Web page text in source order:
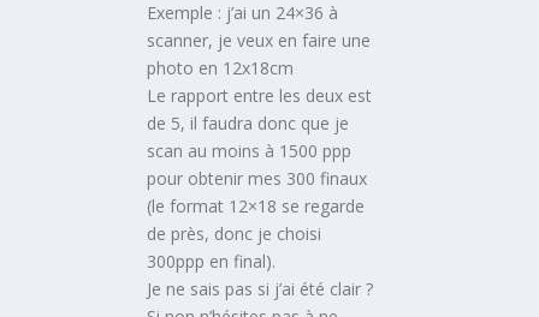
Exemple : j’ai un 24×36 à
scanner, je veux en faire une
photo en 12x18cm
Le rapport entre les deux est
de 5, il faudra donc que je
scan au moins à 1500 ppp
pour obtenir mes 300 finaux
(le format 12×18 se regarde
de près, donc je choisi
300ppp en final).
Je ne sais pas si j’ai été clair ?